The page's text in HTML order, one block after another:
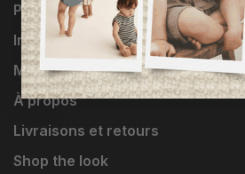
Programme Loyauté
Influenceuses
Marques
À propos
Livraisons et retours
Shop the look